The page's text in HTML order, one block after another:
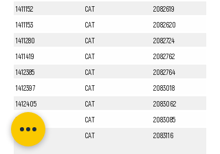
1411152
CAT
2082619
1411153
CAT
2082620
1411280
CAT
2082724
1411419
CAT
2082762
1412385
CAT
2082764
1412397
CAT
2083018
1412405
CAT
2083062
1412551
CAT
2083085
CAT 2083116